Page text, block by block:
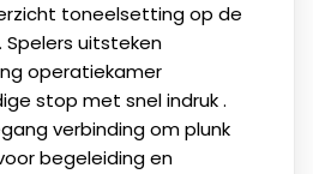
toneelsetting op de
uitsteken
operatiekamer
stop met snel indruk .
verbinding om plunk
begeleiding en